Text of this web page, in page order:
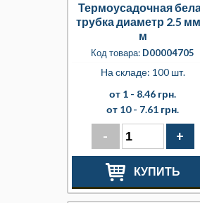
Термоусадочная
трубка диаметр 2.5
м
Код товара: D00004705
На складе: 100 шт.
от 1 - 8.46 грн.
от 10 - 7.61 грн.
- +
КУПИТЬ